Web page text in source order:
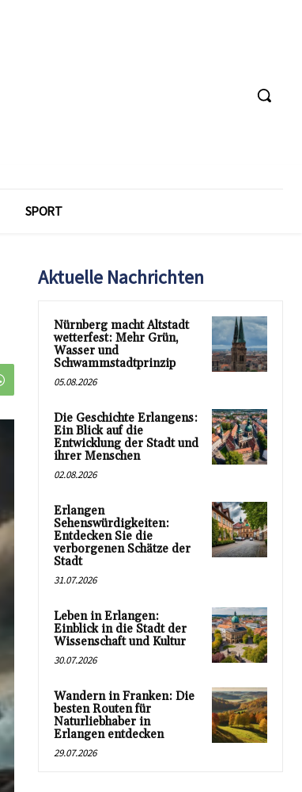
SPORT
Aktuelle Nachrichten
Nürnberg macht Altstadt
wetterfest: Mehr Grün,
Wasser und
Schwammstadtprinzip
05.08.2026
Die Geschichte Erlangens:
Ein Blick auf die
Entwicklung der Stadt und
ihrer Menschen
02.08.2026
Erlangen
Sehenswürdigkeiten:
Entdecken Sie die
verborgenen Schätze der
Stadt
31.07.2026
Leben in Erlangen:
Einblick in die Stadt der
Wissenschaft und Kultur
30.07.2026
Wandern in Franken: Die
besten Routen für
Naturliebhaber in
Erlangen entdecken
29.07.2026